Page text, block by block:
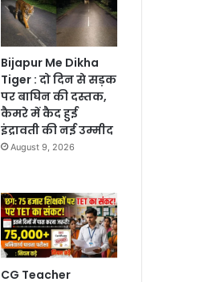
Bijapur Me Dikha
Tiger : दो दिन से सड़क
पर बाघिन की दस्तक,
कैमरे में कैद हुई
इंद्रावती की नई उम्मीद
August 9, 2026
CG Teacher